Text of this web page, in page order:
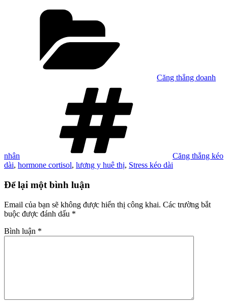
Căng thẳng doanh
nhân
Căng thẳng kéo
dài, hormone cortisol, lương y huê thị, Stress kéo dài
Để lại một bình luận
Email của bạn sẽ không được hiển thị công khai. Các trường bắt
buộc được đánh dấu *
Bình luận *